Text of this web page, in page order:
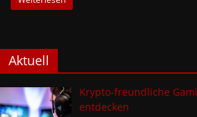
Aktuell
Krypto-freundliche
entdecken